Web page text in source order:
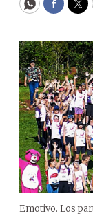
WhatsApp
Emotivo. Los